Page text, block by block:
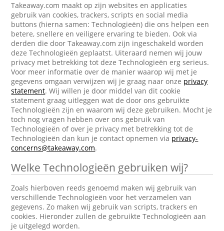
Takeaway.com maakt op zijn websites en applicaties
gebruik van cookies, trackers, scripts en social media
buttons (hierna samen: Technologieën) die ons helpen een
betere, snellere en veiligere ervaring te bieden. Ook via
derden die door Takeaway.com zijn ingeschakeld worden
deze Technologieën geplaatst. Uiteraard nemen wij jouw
privacy met betrekking tot deze Technologieën erg serieus.
Voor meer informatie over de manier waarop wij met je
gegevens omgaan verwijzen wij je graag naar onze privacy
statement. Wij willen je door middel van dit cookie
statement graag uitleggen wat de door ons gebruikte
Technologieën zijn en waarom wij deze gebruiken. Mocht je
toch nog vragen hebben over ons gebruik van
Technologieën of over je privacy met betrekking tot de
Technologieën dan kun je contact opnemen via privacy-
concerns@takeaway.com.
Welke Technologieën gebruiken wij?
Zoals hierboven reeds genoemd maken wij gebruik van
verschillende Technologieën voor het verzamelen van
gegevens. Zo maken wij gebruik van scripts, trackers en
cookies. Hieronder zullen de gebruikte Technologieën aan
je uitgelegd worden.